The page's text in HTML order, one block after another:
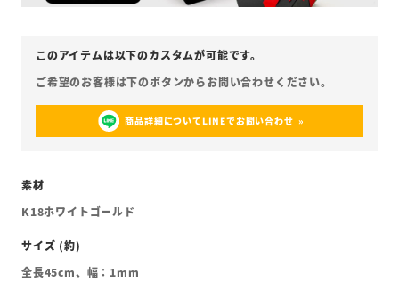
商品詳細についてLINEでお問い合わせ
K18ホワイトゴールド
全長45cm、幅：1mm